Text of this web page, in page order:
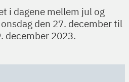
i dagene mellem jul og
den 27. december til
december 2023.